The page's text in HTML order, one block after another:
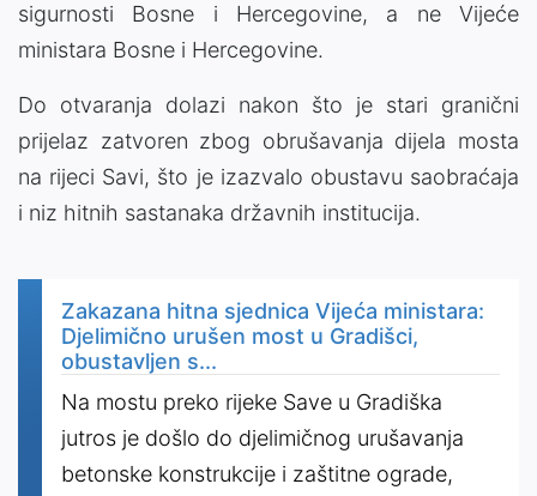
sigurnosti Bosne i Hercegovine, a ne Vijeće
ministara Bosne i Hercegovine.
Do otvaranja dolazi nakon što je stari granični
prijelaz zatvoren zbog obrušavanja dijela mosta
na rijeci Savi, što je izazvalo obustavu saobraćaja
i niz hitnih sastanaka državnih institucija.
Zakazana hitna sjednica Vijeća ministara:
Djelimično urušen most u Gradišci,
obustavljen s...
Na mostu preko rijeke Save u Gradiška
jutros je došlo do djelimičnog urušavanja
betonske konstrukcije i zaštitne ograde,